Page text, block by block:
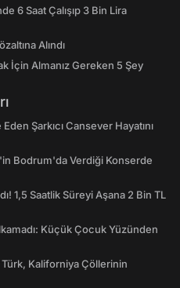
6 Saat Çalışıp 3 Bin Lira
Alındı
İçin Almanız Gereken 5 Şey
Şarkıcı Cansever Hayatını
Bodrum'da Verdiği Konserde
1,5 Saatlik Süreyi Aşana 2 Bin TL
Küçük Çocuk Yüzünden
Kaliforniya Çöllerinin